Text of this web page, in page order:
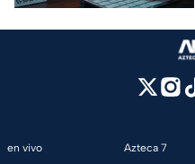
en vivo
Azteca 7